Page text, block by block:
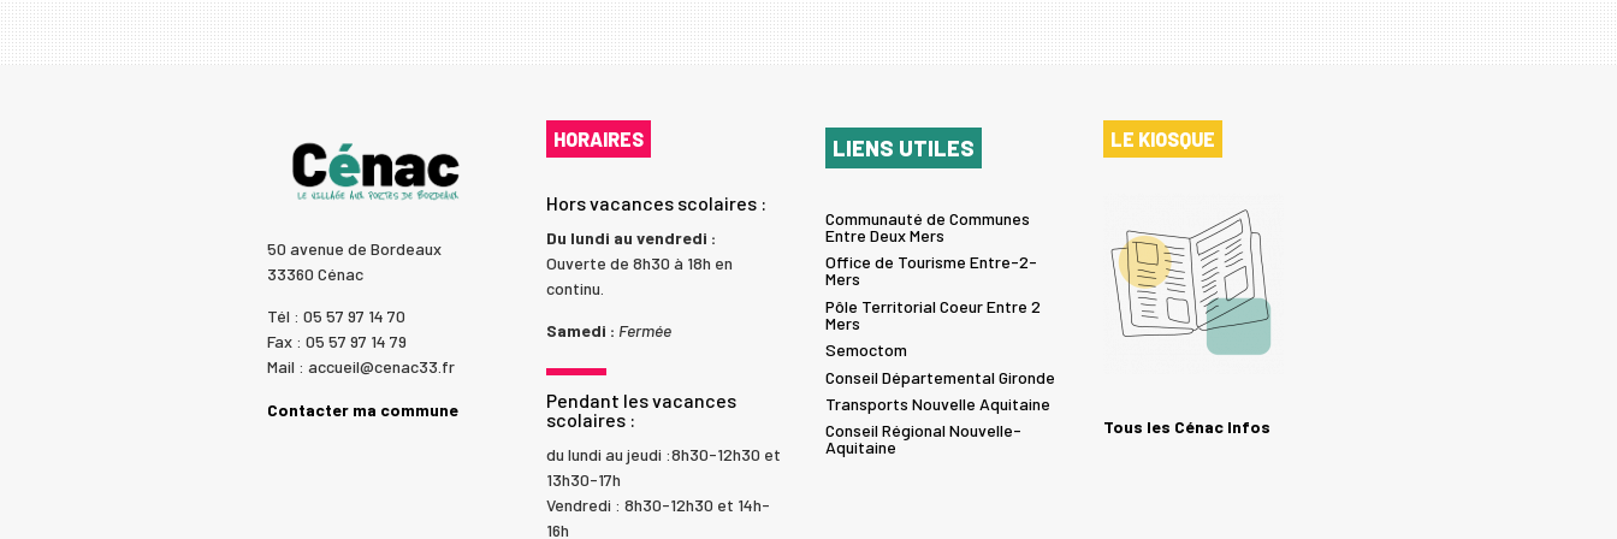
50 avenue de Bordeaux
33360 Cénac
Tél : 05 57 97 14 70
Fax : 05 57 97 14 79
Mail : accueil@cenac33.fr
Contacter ma commune
HORAIRES
Hors vacances scolaires :
Du lundi au vendredi :
Ouverte de 8h30 à 18h en
continu.
Samedi : Fermée
Pendant les vacances
scolaires :
du lundi au jeudi :8h30-12h30 et
13h30-17h
Vendredi : 8h30-12h30 et 14h-
16h
LIENS UTILES
Communauté de Communes
Entre Deux Mers
Office de Tourisme Entre-2-
Mers
Pôle Territorial Coeur Entre 2
Mers
Semoctom
Conseil Départemental Gironde
Transports Nouvelle Aquitaine
Conseil Régional Nouvelle-
Aquitaine
LE KIOSQUE
Tous les Cénac Infos